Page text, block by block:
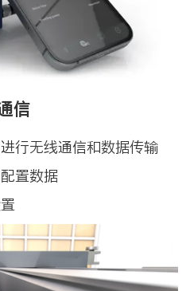
信
行无线通信和数据传输
置数据